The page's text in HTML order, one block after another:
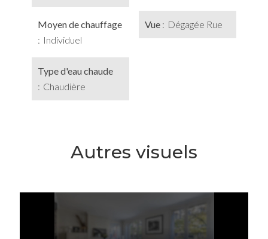
Moyen de chauffage
Individuel
Type d'eau chaude
Chaudière
Vue Dégagée Rue
Autres visuels